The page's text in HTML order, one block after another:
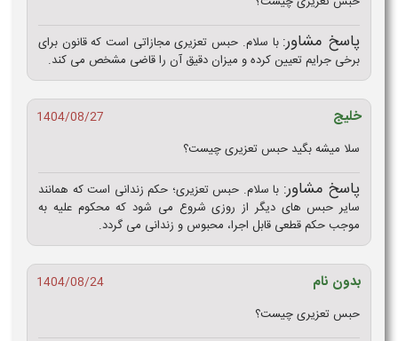
پاسخ مشاور: با سلام. حبس تعزیری مجازاتی است که قانون برای
برخی جرایم تعیین کرده و میزان دقیق آن را قاضی مشخص می‌ کند.
خلیج
1404/08/27
سلا میشه بگید حبس تعزیری چیست؟
پاسخ مشاور: با سلام. حبس تعزیری؛ حکم زندانی است که همانند
سایر حبس های دیگر از روزی شروع می شود که محکوم علیه به
موجب حکم قطعی قابل اجرا، محبوس و زندانی می گردد.
بدون نام
1404/08/24
حبس تعزیری چیست؟